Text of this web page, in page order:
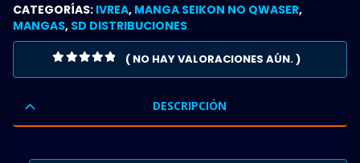
CATEGORÍAS: IVREA, MANGA SEIKON NO QWASER,
MANGAS, SD DISTRIBUCIONES
( NO HAY VALORACIONES AÚN. )
DESCRIPCIÓN